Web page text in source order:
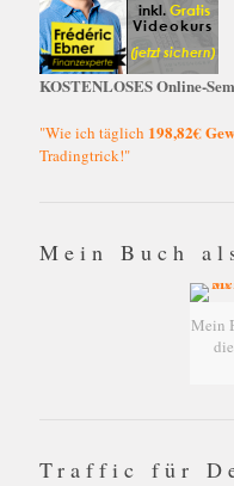
KOSTENLOSES Online-
"Wie ich täglich 198,82€
Tradingtrick!"
Mein Buch
Mein
Traffic für